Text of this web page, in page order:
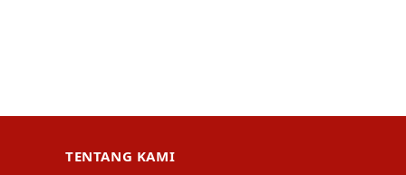
TENTANG KAMI